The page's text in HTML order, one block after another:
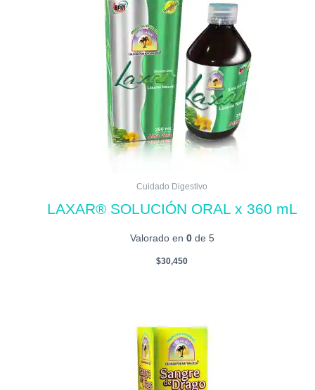
Cuidado Digestivo
LAXAR® SOLUCIÓN ORAL x 360 mL
Valorado en 0de 5
$30,450